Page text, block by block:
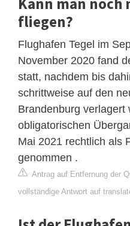
fliegen?
Flughafen Tegel im
November 2020 fand
statt, nachdem bis
schrittweise auf den
Brandenburg verlagert
obligatorischen
Mai 2021 rechtlich als
genommen .
Antrag auf Entfernung der
vollständige Antwort auf